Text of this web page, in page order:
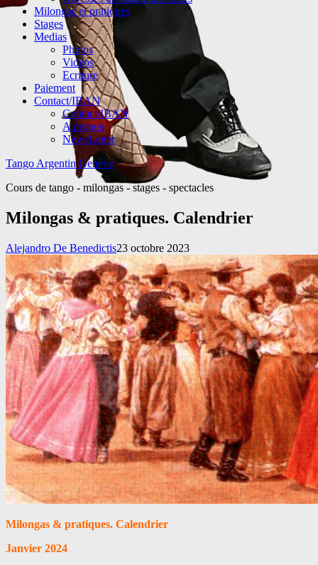
Milongas et pratiques
Stages
Medias
Photos
Vidéos
Ecriture
Paiement
Contact/IBAN
Contact/IBAN
A propos
NewsLetter
Tango Argentin Genève
Cours de tango - milongas - stages - spectacles
Milongas & pratiques. Calendrier
Alejandro De Benedictis23 octobre 2023
Milongas & pratiques. Calendrier
Janvier 2024